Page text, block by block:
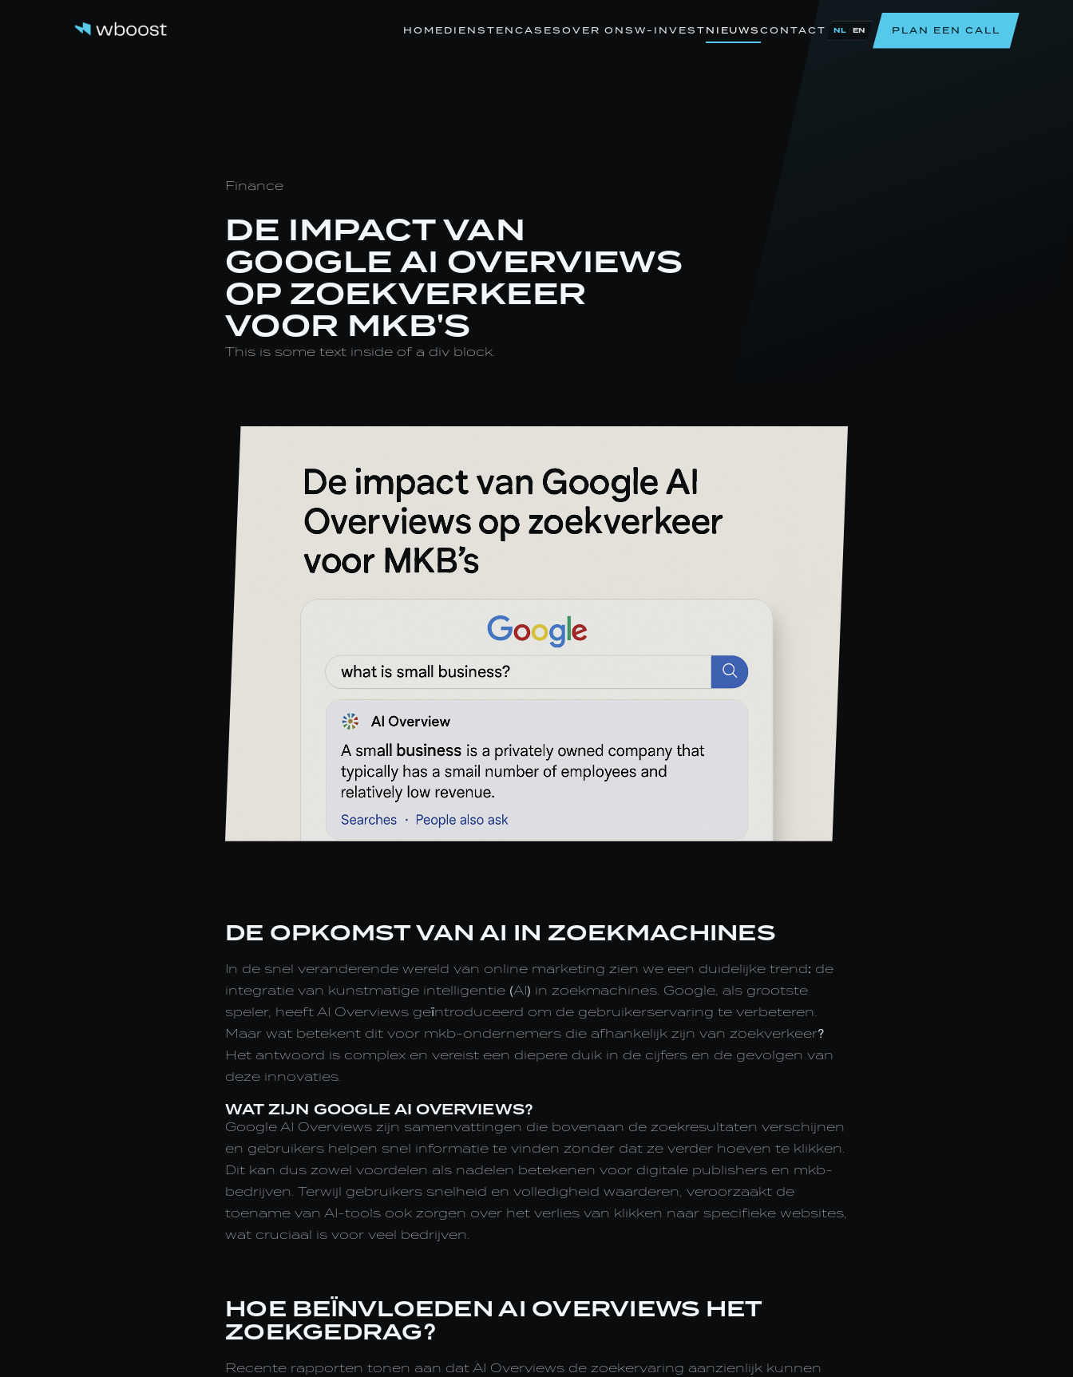
HOME DIENSTEN CASES OVER ONS W-INVEST NIEUWSCONTACT NL EN PLAN EEN CALL
Finance
DE IMPACT VAN
GOOGLE AI OVERVIEWS
OP ZOEKVERKEER
VOOR MKB'S
This is some text inside of a div block.
DE OPKOMST VAN AI IN ZOEKMACHINES
In de snel veranderende wereld van online marketing zien we een duidelijke trend: de
integratie van kunstmatige intelligentie (AI) in zoekmachines. Google, als grootste
speler, heeft AI Overviews geïntroduceerd om de gebruikerservaring te verbeteren.
Maar wat betekent dit voor mkb-ondernemers die afhankelijk zijn van zoekverkeer?
Het antwoord is complex en vereist een diepere duik in de cijfers en de gevolgen van
deze innovaties.
WAT ZIJN GOOGLE AI OVERVIEWS?
Google AI Overviews zijn samenvattingen die bovenaan de zoekresultaten verschijnen
en gebruikers helpen snel informatie te vinden zonder dat ze verder hoeven te klikken.
Dit kan dus zowel voordelen als nadelen betekenen voor digitale publishers en mkb-
bedrijven. Terwijl gebruikers snelheid en volledigheid waarderen, veroorzaakt de
toename van AI-tools ook zorgen over het verlies van klikken naar specifieke websites,
wat cruciaal is voor veel bedrijven.
HOE BEÏNVLOEDEN AI OVERVIEWS HET
ZOEKGEDRAG?
Recente rapporten tonen aan dat AI Overviews de zoekervaring aanzienlijk kunnen